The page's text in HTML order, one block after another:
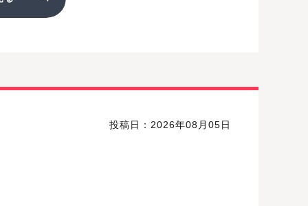
投稿日：2026年08月05日